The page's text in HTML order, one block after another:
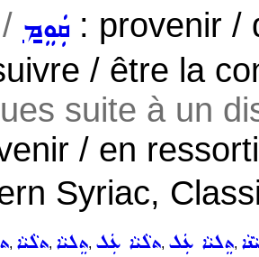
/ ܩܲܘܸܡ : provenir /
/ être la
suite à un
/ en
Syriac,
, ܬܠܵܝܵܐ, ܬܸܠܝܵܐ, ܬܠܵܝܵܐ ܥܲܠ, ܬܸܠܝܵܐ ܥܲܠ,